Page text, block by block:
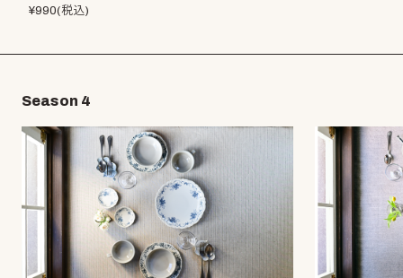
¥990(税込)
Season 4